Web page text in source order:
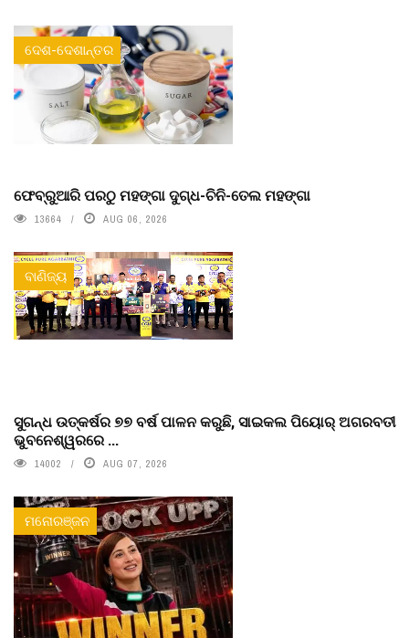
ଦେଶ-ଦେଶାନ୍ତର
ଫେବ୍ରୁଆରି ପରଠୁ ମହଙ୍ଗା ଦୁଗ୍ଧ-ଚିନି-ତେଲ ମହଙ୍ଗା
13664 AUG 06, 2026
ବାଣିଜ୍ୟ
ସୁଗନ୍ଧ ଉତ୍କର୍ଷର ୭୭ ବର୍ଷ ପାଳନ କରୁଛି, ସାଇକଲ ପିୟୋର୍‌ ଅଗରବତୀ
ଭୁବନେଶ୍ୱରରେ ...
14002 AUG 07, 2026
ମନୋରଞ୍ଜନ